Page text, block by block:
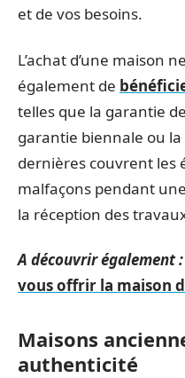
et de vos besoins.
L’achat d’une maison
également de
telles que la garantie
garantie biennale ou
dernières couvrent les
malfaçons pendant
la réception des
A découvrir également :
vous offrir la maison
Maisons
authenticité